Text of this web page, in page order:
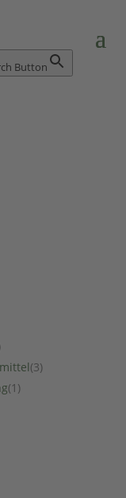
Button
(3)
(1 )